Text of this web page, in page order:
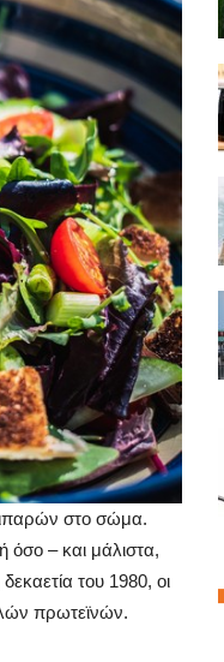
στο σώμα.
όσο – και μάλιστα,
του 1980, οι
πρωτεϊνών.